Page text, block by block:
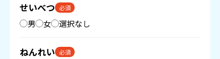
せいべつ 必須
男 女 選択なし
ねんれい 必須